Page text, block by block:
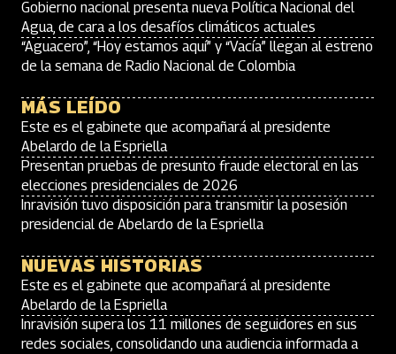
Gobierno nacional presenta nueva Política Nacional del
Agua, de cara a los desafíos climáticos actuales
“Aguacero”, “Hoy estamos aquí” y “Vacía” llegan al estreno
de la semana de Radio Nacional de Colombia
MÁS LEÍDO
Este es el gabinete que acompañará al presidente
Abelardo de la Espriella
Presentan pruebas de presunto fraude electoral en las
elecciones presidenciales de 2026
Inravisión tuvo disposición para transmitir la posesión
presidencial de Abelardo de la Espriella
NUEVAS HISTORIAS
Este es el gabinete que acompañará al presidente
Abelardo de la Espriella
Inravisión supera los 11 millones de seguidores en sus
redes sociales, consolidando una audiencia informada a